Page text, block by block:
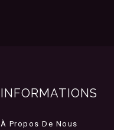
INFORMATIONS
À Propos De Nous